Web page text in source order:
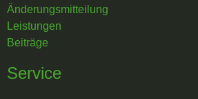
Änderungsmitteilung
Leistungen
Beiträge
Service